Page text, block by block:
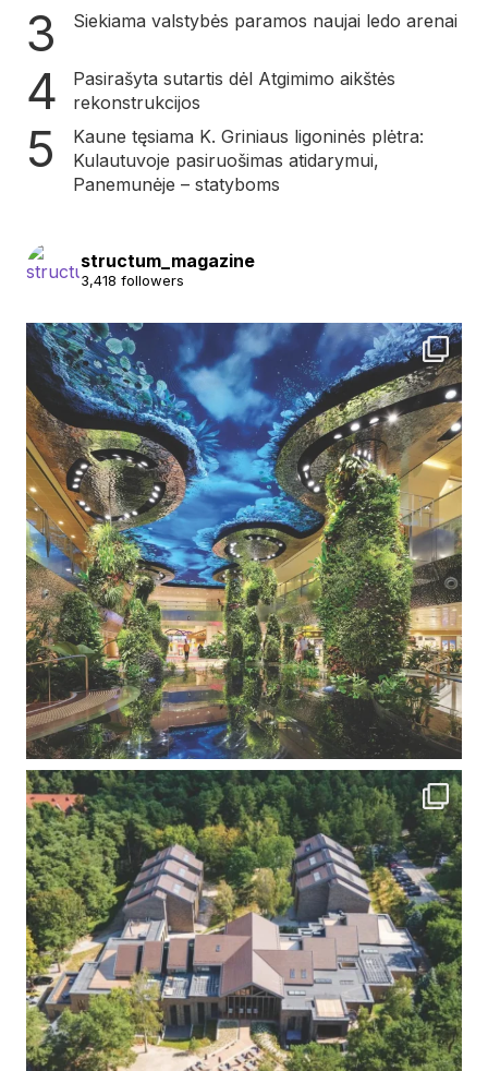
Siekiama valstybės paramos naujai ledo arenai
Pasirašyta sutartis dėl Atgimimo aikštės
rekonstrukcijos
Kaune tęsiama K. Griniaus ligoninės plėtra:
Kulautuvoje pasiruošimas atidarymui,
Panemunėje – statyboms
structum_magazine
3,418 followers